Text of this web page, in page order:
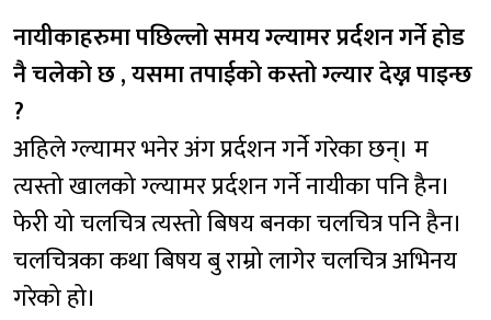
नायीकाहरुमा पछिल्लो समय ग्ल्यामर प्रर्दशन गर्ने होड
नै चलेको छ , यसमा तपाईको कस्तो ग्ल्यार देख्न पाइन्छ
?
अहिले ग्ल्यामर भनेर अंग प्रर्दशन गर्ने गरेका छन्। म
त्यस्तो खालको ग्ल्यामर प्रर्दशन गर्ने नायीका पनि हैन।
फेरी यो चलचित्र त्यस्तो बिषय बनका चलचित्र पनि हैन।
चलचित्रका कथा बिषय बु राम्रो लागेर चलचित्र अभिनय
गरेको हो।